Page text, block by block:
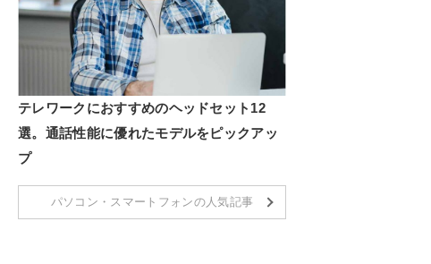
テレワークにおすすめのヘッドセット12
選。通話性能に優れたモデルをピックアッ
プ
パソコン・スマートフォンの人気記事